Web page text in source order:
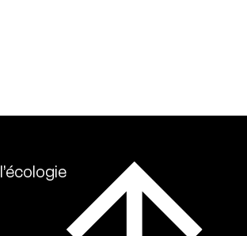
l’écologie